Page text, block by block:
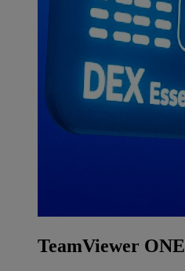
TeamViewer ONE